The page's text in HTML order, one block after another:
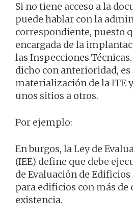
Si no tiene acceso a la
puede hablar con la
correspondiente, puesto
encargada de la
las Inspecciones
dicho con anterioridad,
materialización de la ITE
unos sitios a otros.
Por ejemplo:
En burgos, la Ley de
(IEE) define que debe
de Evaluación de Edificios
para edificios con más de
existencia.